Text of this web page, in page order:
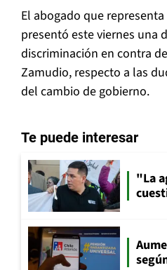
El abogado que
presentó este viernes una
discriminación en contra
Zamudio, respecto a las
del cambio de gobierno.
Te puede interesar
"La